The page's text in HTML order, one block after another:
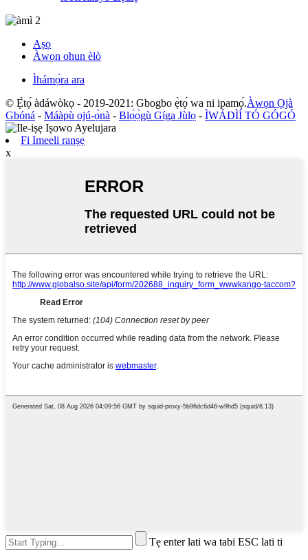
Aṣọ
Àwọn ohun èlò
Ìhámọ́ra ara
© Ẹ̀tọ́ àdáwòkọ - 2019-2021: Gbogbo ẹ̀tọ́ wa ni ipamọ́.Àwọn Ọjà
Gbóná - Máàpù ojú-ọ̀nà - Blọ́ọ̀gù Gíga Jùlọ - ÌWÁDÌÍ TÓ GÓGÓ
Fi Imeeli ranṣẹ
x
Tẹ enter lati wa tabi ESC lati ti